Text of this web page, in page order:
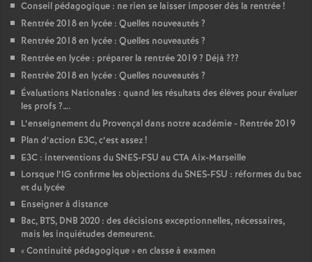
Conseil pédagogique : ne rien se laisser imposer dès la rentrée!
Rentrée 2018 en lycée : Quelles nouveautés ?
Rentrée 2018 en lycée : Quelles nouveautés ?
Rentrée en lycée : préparer la rentrée 2019? Déjà ???
Rentrée 2018 en lycée : Quelles nouveautés ?
Évaluations Nationales : quand les résultats des élèves pour évaluer
les profs ?….
L’enseignement du Provençal dans notre académie - Rentrée 2019
Plan d’action E3C, c’est assez!
E3C : interventions du SNES-FSU au CTA Aix-Marseille
Lorsque l’IG confirme les objections du SNES-FSU : réformes du bac
et du lycée
Enseigner à distance
Bac, BTS, DNB 2020 : des décisions exceptionnelles, nécessaires,
mais les inquiétudes demeurent.
«Continuité pédagogique» en classe à examen